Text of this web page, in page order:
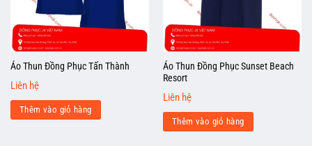
Áo Thun Đồng Phục Tấn Thành
Liên hệ
Thêm vào giỏ hàng
Áo Thun Đồng Phục Sunset Beach
Resort
Liên hệ
Thêm vào giỏ hàng